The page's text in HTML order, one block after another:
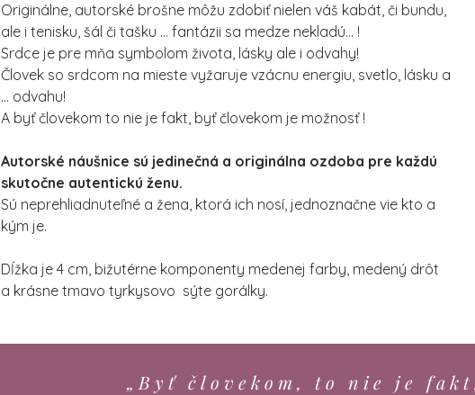
Originálne, autorské brošne môžu zdobiť nielen váš kabát, či bundu,
ale i tenisku, šál či tašku ... fantázii sa medze nekladú... !
Srdce je pre mňa symbolom života, lásky ale i odvahy!
Človek so srdcom na mieste vyžaruje vzácnu energiu, svetlo, lásku a
... odvahu!
A byť človekom to nie je fakt, byť človekom je možnosť !
Autorské náušnice sú jedinečná a originálna ozdoba pre každú
skutočne autentickú ženu.
Sú neprehliadnuteľné a žena, ktorá ich nosí, jednoznačne vie kto a
kým je.
Dĺžka je 4 cm, bižutérne komponenty medenej farby, medený drôt
a krásne tmavo tyrkysovo sýte gorálky.
„Byť človekom, to nie je